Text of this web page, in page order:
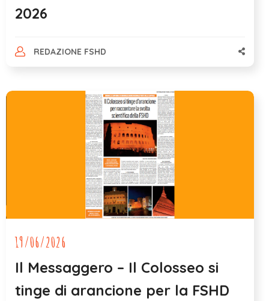
2026
REDAZIONE FSHD
19/06/2026
Il Messaggero – Il Colosseo si
tinge di arancione per la FSHD